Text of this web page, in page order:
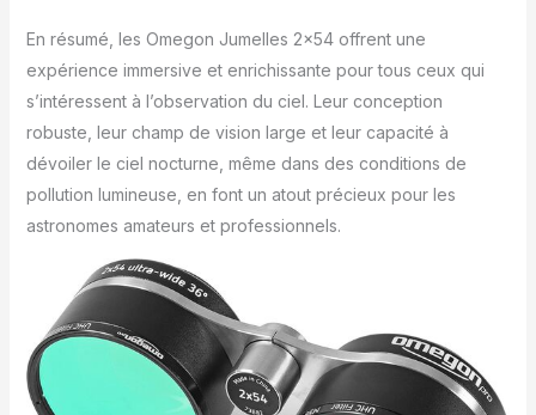
En résumé, les Omegon Jumelles 2×54 offrent une
expérience immersive et enrichissante pour tous ceux qui
s’intéressent à l’observation du ciel. Leur conception
robuste, leur champ de vision large et leur capacité à
dévoiler le ciel nocturne, même dans des conditions de
pollution lumineuse, en font un atout précieux pour les
astronomes amateurs et professionnels.